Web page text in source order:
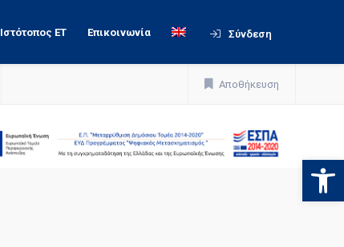
Σύνδεση
Ιστότοπος ΕΤ Επικοινωνία
Αποθήκευση